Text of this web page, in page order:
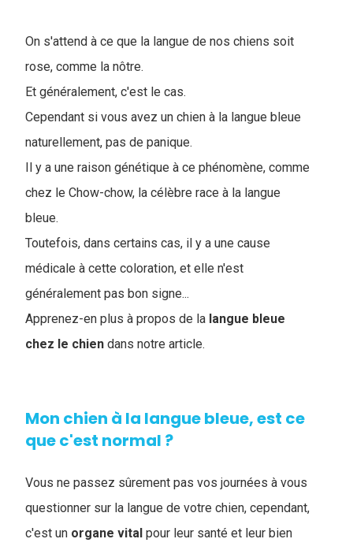
On s'attend à ce que la langue de nos chiens soit
rose, comme la nôtre.
Et généralement, c'est le cas.
Cependant si vous avez un chien à la langue bleue
naturellement, pas de panique.
Il y a une raison génétique à ce phénomène, comme
chez le Chow-chow, la célèbre race à la langue
bleue.
Toutefois, dans certains cas, il y a une cause
médicale à cette coloration, et elle n'est
généralement pas bon signe...
Apprenez-en plus à propos de la langue bleue
chez le chien dans notre article.
Mon chien à la langue bleue, est ce
que c'est normal ?
Vous ne passez sûrement pas vos journées à vous
questionner sur la langue de votre chien, cependant,
c'est un organe vital pour leur santé et leur bien